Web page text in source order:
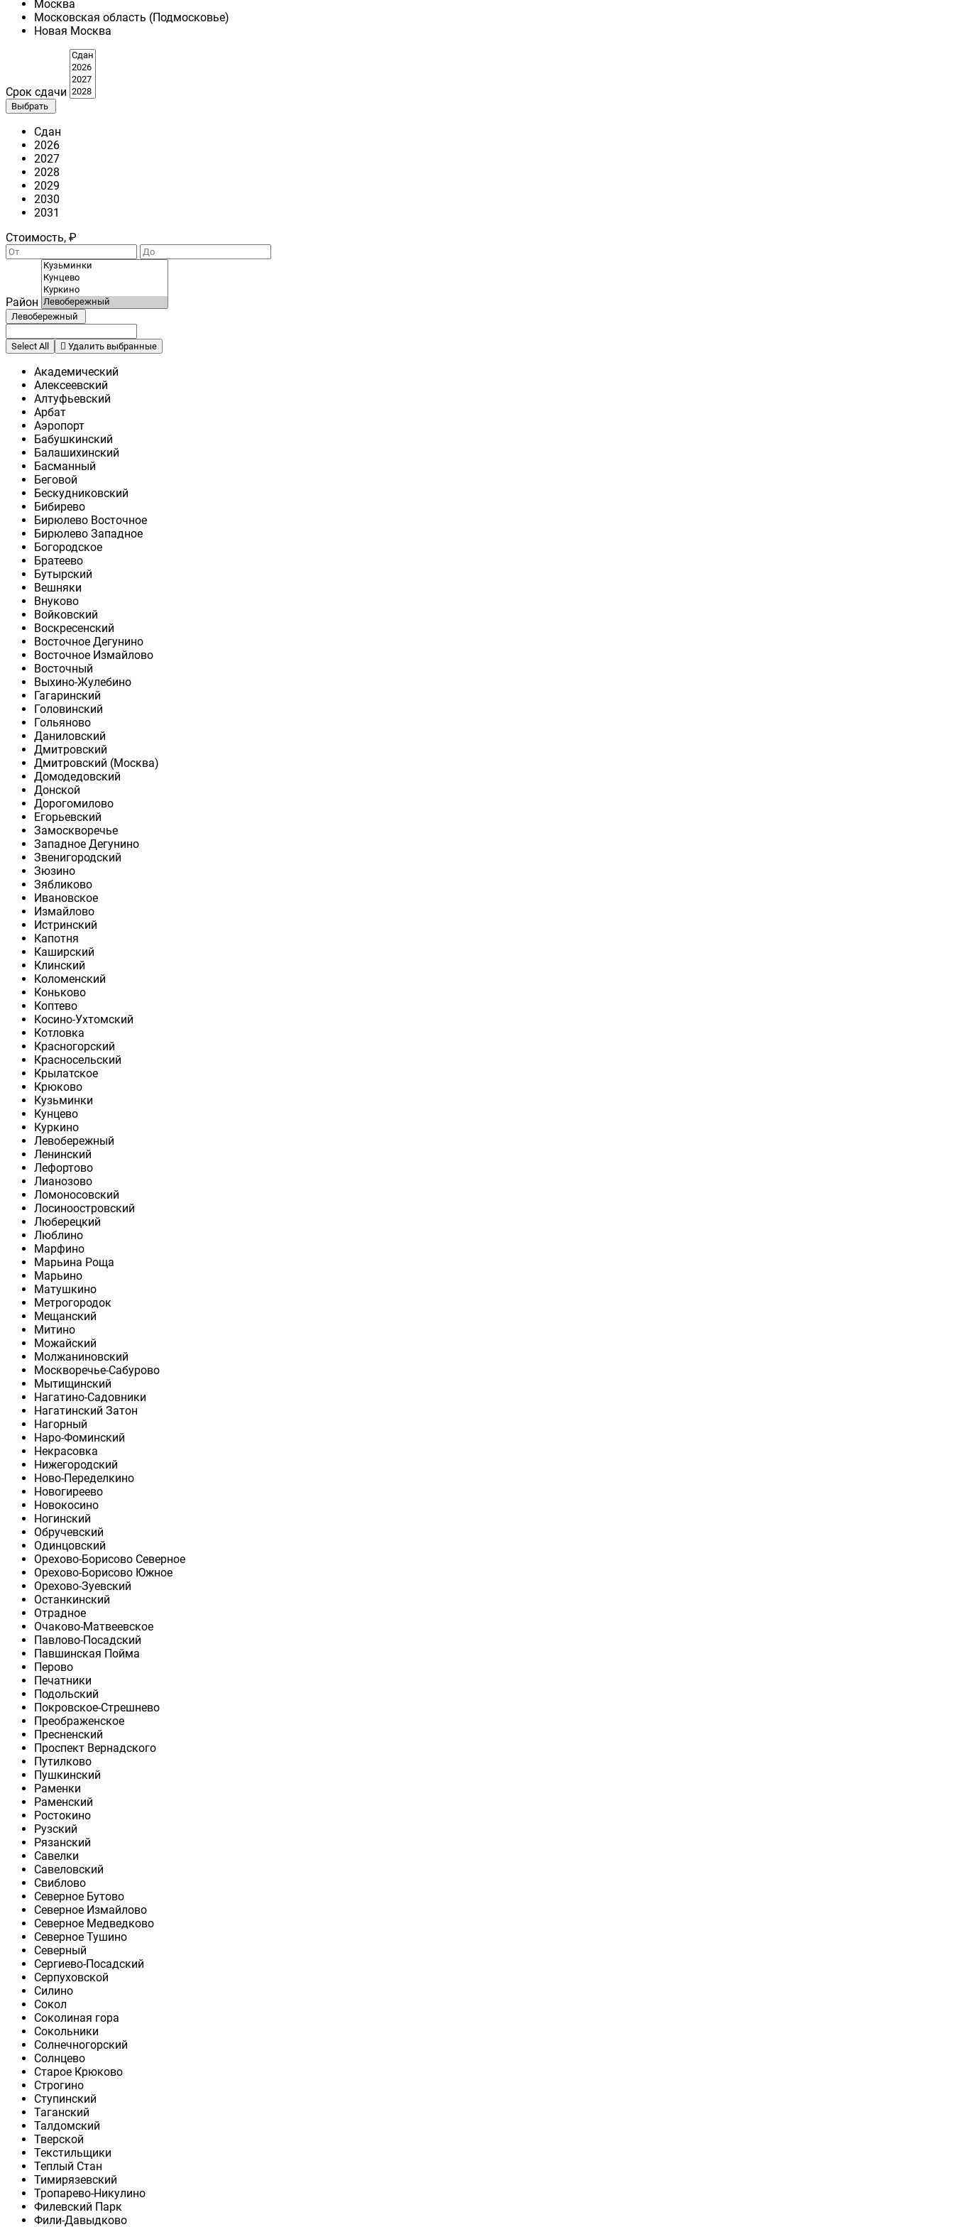
Москва
Московская область (Подмосковье)
Новая Москва
Срок сдачи
Выбрать
Сдан
2026
2027
2028
2029
2030
2031
Стоимость, ₽
Район
Левобережный
Select All Удалить выбранные
Академический
Алексеевский
Алтуфьевский
Арбат
Аэропорт
Бабушкинский
Балашихинский
Басманный
Беговой
Бескудниковский
Бибирево
Бирюлево Восточное
Бирюлево Западное
Богородское
Братеево
Бутырский
Вешняки
Внуково
Войковский
Воскресенский
Восточное Дегунино
Восточное Измайлово
Восточный
Выхино-Жулебино
Гагаринский
Головинский
Гольяново
Даниловский
Дмитровский
Дмитровский (Москва)
Домодедовский
Донской
Дорогомилово
Егорьевский
Замоскворечье
Западное Дегунино
Звенигородский
Зюзино
Зябликово
Ивановское
Измайлово
Истринский
Капотня
Каширский
Клинский
Коломенский
Коньково
Коптево
Косино-Ухтомский
Котловка
Красногорский
Красносельский
Крылатское
Крюково
Кузьминки
Кунцево
Куркино
Левобережный
Ленинский
Лефортово
Лианозово
Ломоносовский
Лосиноостровский
Люберецкий
Люблино
Марфино
Марьина Роща
Марьино
Матушкино
Метрогородок
Мещанский
Митино
Можайский
Молжаниновский
Москворечье-Сабурово
Мытищинский
Нагатино-Садовники
Нагатинский Затон
Нагорный
Наро-Фоминский
Некрасовка
Нижегородский
Ново-Переделкино
Новогиреево
Новокосино
Ногинский
Обручевский
Одинцовский
Орехово-Борисово Северное
Орехово-Борисово Южное
Орехово-Зуевский
Останкинский
Отрадное
Очаково-Матвеевское
Павлово-Посадский
Павшинская Пойма
Перово
Печатники
Подольский
Покровское-Стрешнево
Преображенское
Пресненский
Проспект Вернадского
Путилково
Пушкинский
Раменки
Раменский
Ростокино
Рузский
Рязанский
Савелки
Савеловский
Свиблово
Северное Бутово
Северное Измайлово
Северное Медведково
Северное Тушино
Северный
Сергиево-Посадский
Серпуховской
Силино
Сокол
Соколиная гора
Сокольники
Солнечногорский
Солнцево
Старое Крюково
Строгино
Ступинский
Таганский
Талдомский
Тверской
Текстильщики
Теплый Стан
Тимирязевский
Тропарево-Никулино
Филевский Парк
Фили-Давыдково